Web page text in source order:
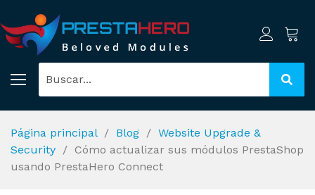
Página principal Blog
Website Upgrade &
Security
Cómo actualizar sus módulos PrestaShop
usando PrestaHero Connect